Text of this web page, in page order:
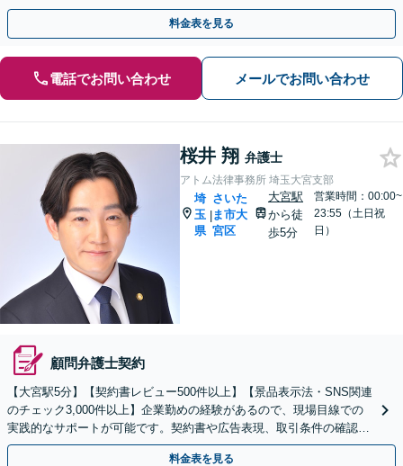
ート。顧問契約料は柔軟に調整【完全個室】【大宮駅3分】
料金表を見る
電話でお問い合わせ メールでお問い合わせ
桜井 翔 弁護士
アトム法律事務所 埼玉大宮支部
埼
玉
県
|
さいた
ま市大
宮区
大宮駅
から徒
歩5分
営業時間：00:00~
23:55（土日祝
日）
顧問弁護士契約
【大宮駅5分】【契約書レビュー500件以上】【景品表示法・SNS関連
のチェック3,000件以上】企業勤めの経験があるので、現場目線での
実践的なサポートが可能です。契約書や広告表現、取引条件の確認な
ど、事業を守るためにもぜひご相談ください。
料金表を見る